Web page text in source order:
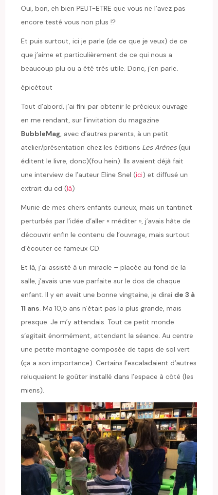
Oui, bon, eh bien PEUT-ETRE que vous ne l’avez pas
encore testé vous non plus !?
Et puis surtout, ici je parle (de ce que je veux) de ce
que j’aime et particulièrement de ce qui nous a
beaucoup plu ou a été très utile. Donc, j’en parle.
épicétout
Tout d’abord, j’ai fini par obtenir le précieux ouvrage
en me rendant, sur l’invitation du magazine
BubbleMag, avec d’autres parents, à un petit
atelier/présentation chez les éditions Les Arènes(qui
éditent le livre, donc)(fou hein). Ils avaient déjà fait
une interview de l’auteur Eline Snel (ici) et diffusé un
extrait du cd (là)
Munie de mes chers enfants curieux, mais un tantinet
perturbés par l’idée d’aller « méditer », j’avais hâte de
découvrir enfin le contenu de l’ouvrage, mais surtout
d’écouter ce fameux CD.
Et là, j’ai assisté à un miracle – placée au fond de la
salle, j’avais une vue parfaite sur le dos de chaque
enfant. Il y en avait une bonne vingtaine, je dirai de 3 à
11 ans. Ma 10,5 ans n’était pas la plus grande, mais
presque. Je m’y attendais. Tout ce petit monde
s’agitait énormément, attendant la séance. Au centre
une petite montagne composée de tapis de sol vert
(ça a son importance). Certains l’escaladaient d’autres
reluquaient le goûter installé dans l’espace à côté (les
miens).